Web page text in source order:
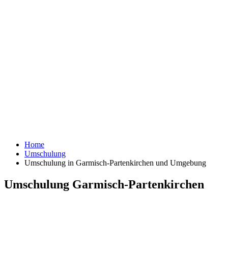
Home
Umschulung
Umschulung in Garmisch-Partenkirchen und Umgebung
Umschulung Garmisch-Partenkirchen